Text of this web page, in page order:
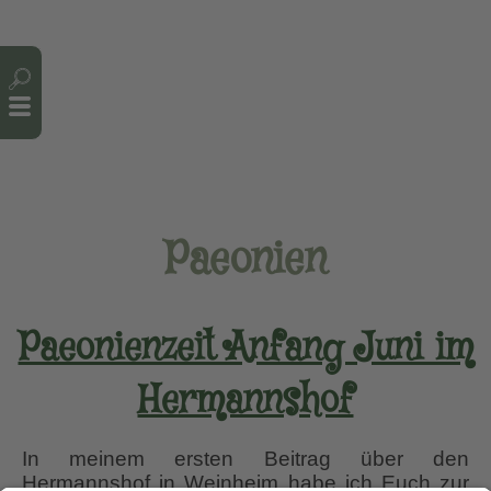
Paeonien
Paeonienzeit Anfang Juni im
Hermannshof
In meinem ersten Beitrag über den
Hermannshof in Weinheim habe ich Euch zur